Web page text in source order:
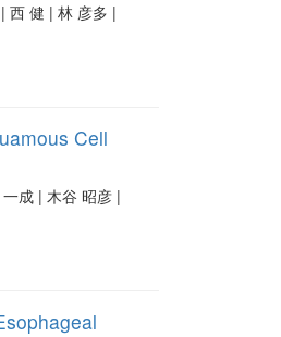
西 健 | 林 彦多 |
Cell
成 | 木谷 昭彦 |